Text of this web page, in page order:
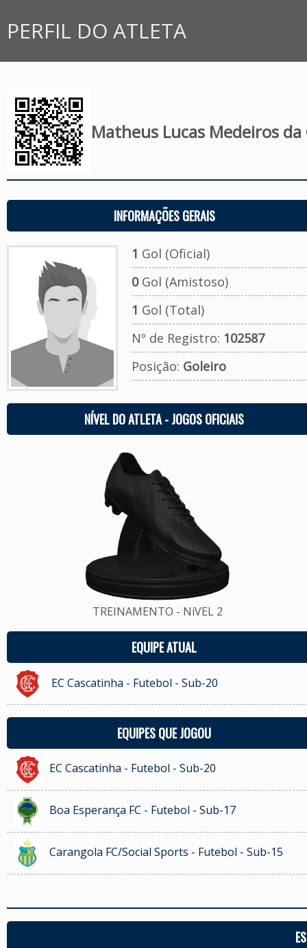
PERFIL DO ATLETA
Matheus Lucas Medeiros da
INFORMAÇÕES GERAIS
1 Gol (Oficial)
0Gol (Amistoso)
1 Gol (Total)
Nº de Registro: 102587
Posição: Goleiro
NÍVEL DO ATLETA - JOGOS OFICIAIS
TREINAMENTO - NíVEL 2
EQUIPE ATUAL
EC Cascatinha - Futebol - Sub-20
EQUIPES QUE JOGOU
EC Cascatinha - Futebol - Sub-20
Boa Esperança FC - Futebol - Sub-17
Carangola FC/Social Sports - Futebol - Sub-15